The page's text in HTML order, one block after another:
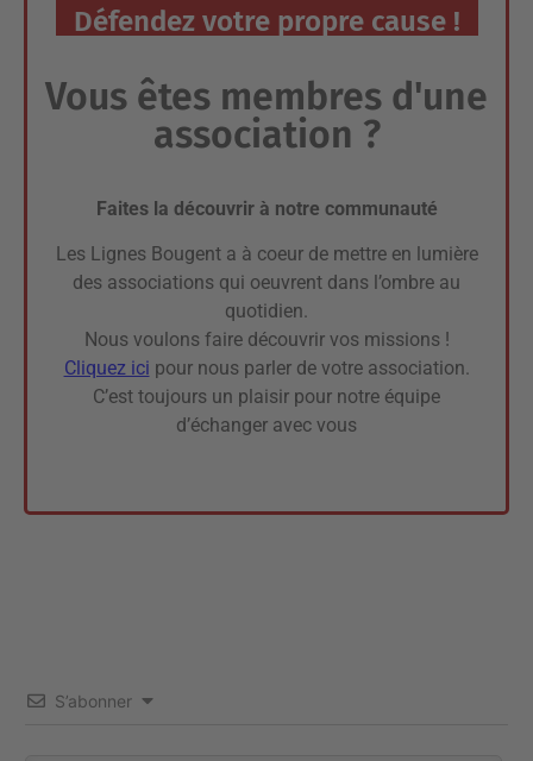
Défendez votre propre cause !
Vous êtes membres d'une
association ?
Faites la découvrir à notre communauté
Les Lignes Bougent a à coeur de mettre en lumière
des associations qui oeuvrent dans l’ombre au
quotidien.
Nous voulons faire découvrir vos missions !
Cliquez ici pour nous parler de votre association.
C’est toujours un plaisir pour notre équipe
d’échanger avec vous
S’abonner